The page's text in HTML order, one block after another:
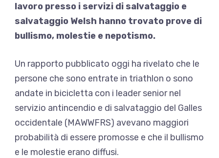
lavoro presso i servizi di salvataggio e
salvataggio Welsh hanno trovato prove di
bullismo, molestie e nepotismo.
Un rapporto pubblicato oggi ha rivelato che le
persone che sono entrate in triathlon o sono
andate in bicicletta con i leader senior nel
servizio antincendio e di salvataggio del Galles
occidentale (MAWWFRS) avevano maggiori
probabilità di essere promosse e che il bullismo
e le molestie erano diffusi.